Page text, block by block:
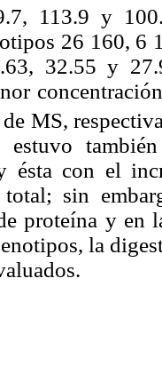
113.9 y
26 160, 6
32.55 y
de MS,
ésta con el
total; sin
proteína y en
la